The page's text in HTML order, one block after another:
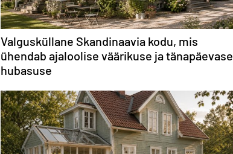
Valgusküllane Skandinaavia kodu, mis
ühendab ajaloolise väärikuse ja tänapäevase
hubasuse